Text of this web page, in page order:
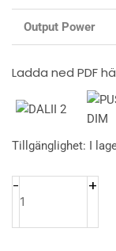
Output Power
Ladda ned PDF
Tillgänglighet: I
-
LED
DALI
150W
+